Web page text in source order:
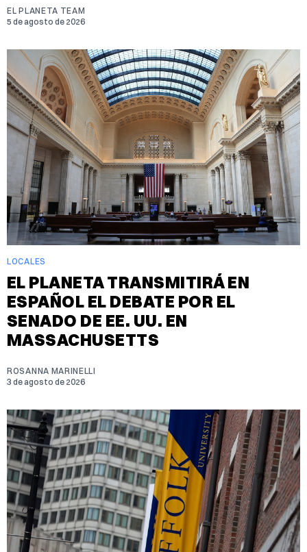
EL PLANETA TEAM
5 de agosto de 2026
LOCALES
EL PLANETA TRANSMITIRÁ EN
ESPAÑOL EL DEBATE POR EL
SENADO DE EE. UU. EN
MASSACHUSETTS
ROSANNA MARINELLI
3 de agosto de 2026